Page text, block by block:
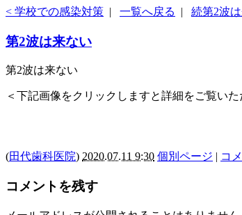
< 学校での感染対策 | 一覧へ戻る | 続第2波
第2波は来ない
第2波は来ない
＜下記画像をクリックしますと詳細をご覧いた
(田代歯科医院) 2020.07.11 9:30 個別ページ | コ
コメントを残す